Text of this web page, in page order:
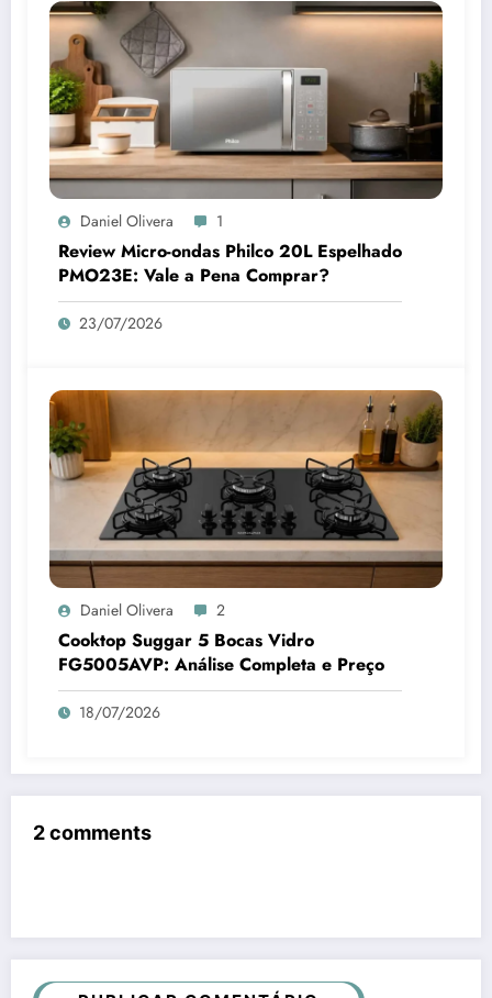
Daniel Olivera 1
Review Micro-ondas Philco 20L Espelhado
PMO23E: Vale a Pena Comprar?
23/07/2026
Daniel Olivera 2
Cooktop Suggar 5 Bocas Vidro
FG5005AVP: Análise Completa e Preço
18/07/2026
2 comments